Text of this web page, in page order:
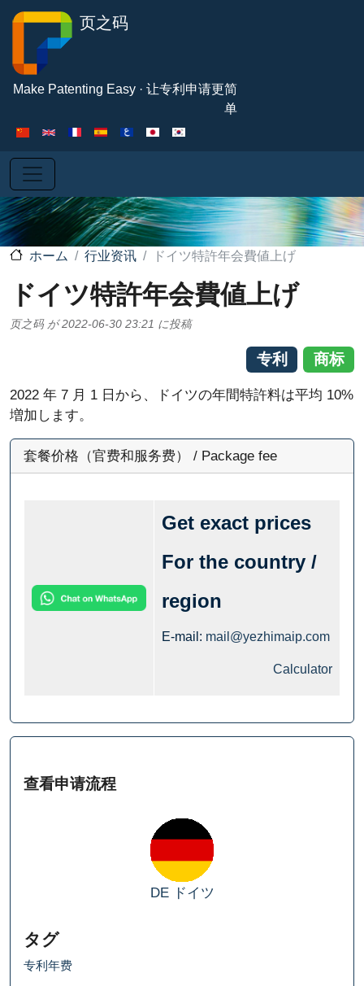
页之码
Make Patenting Easy · 让专利申请更简
单
ホーム 行业资讯 ドイツ特許年会費値上げ
ドイツ特許年会費値上げ
页之码 が2022-06-30 23:21 に投稿
专利 商标
2022 年 7 月 1 日から、ドイツの年間特許料は平均 10%
増加します。
套餐价格（官费和服务费） / Package fee
Get exact prices
For the country /
region
E-mail: mail@yezhimaip.com
Calculator
查看申请流程
DE ドイツ
タグ
专利年费